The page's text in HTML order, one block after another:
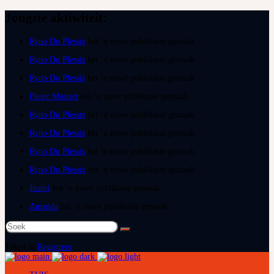
Ryno Du Plessis
Ryno Du Plessis
Ryno Du Plessis
Pieter Mostert
Ryno Du Plessis
Ryno Du Plessis
Ryno Du Plessis
Ryno Du Plessis
Juanri
Amanda
Soek
na:
Registreer